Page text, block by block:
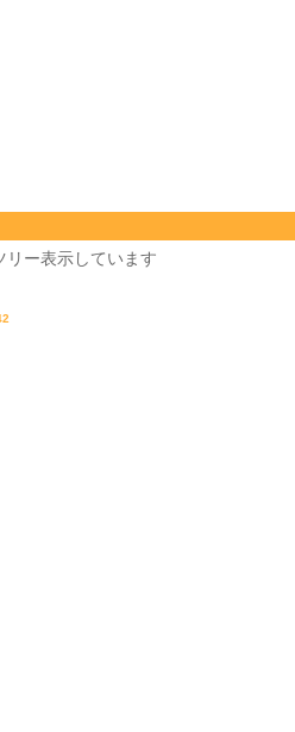
リー表示しています